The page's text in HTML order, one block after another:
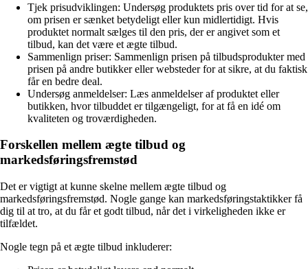
Tjek prisudviklingen: Undersøg produktets pris over tid for at se,
om prisen er sænket betydeligt eller kun midlertidigt. Hvis
produktet normalt sælges til den pris, der er angivet som et
tilbud, kan det være et ægte tilbud.
Sammenlign priser: Sammenlign prisen på tilbudsprodukter med
prisen på andre butikker eller websteder for at sikre, at du faktisk
får en bedre deal.
Undersøg anmeldelser: Læs anmeldelser af produktet eller
butikken, hvor tilbuddet er tilgængeligt, for at få en idé om
kvaliteten og troværdigheden.
Forskellen mellem ægte tilbud og
markedsføringsfremstød
Det er vigtigt at kunne skelne mellem ægte tilbud og
markedsføringsfremstød. Nogle gange kan markedsføringstaktikker få
dig til at tro, at du får et godt tilbud, når det i virkeligheden ikke er
tilfældet.
Nogle tegn på et ægte tilbud inkluderer: